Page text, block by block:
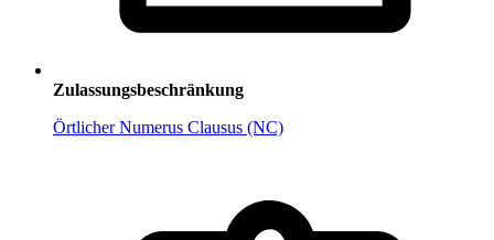
Zulassungsbeschränkung
Örtlicher Numerus Clausus (NC)